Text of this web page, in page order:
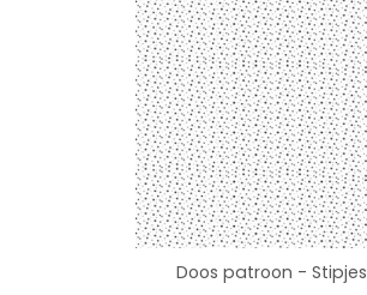
Doos patroon - Stipjes